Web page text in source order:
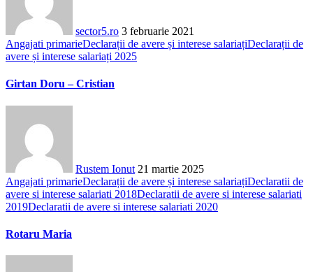
sector5.ro 3 februarie 2021
Angajati primarieDeclarații de avere și interese salariațiDeclarații de
avere și interese salariați 2025
Girtan Doru – Cristian
Rustem Ionut 21 martie 2025
Angajati primarieDeclarații de avere și interese salariațiDeclaratii de
avere si interese salariati 2018Declaratii de avere si interese salariati
2019Declaratii de avere si interese salariati 2020
Rotaru Maria